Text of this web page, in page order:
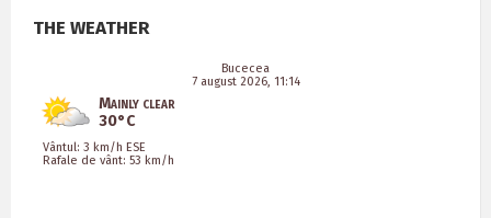
THE WEATHER
Bucecea
7 august 2026, 11:14
Mainly clear
30°C
Vântul: 3 km/h ESE
Rafale de vânt: 53 km/h